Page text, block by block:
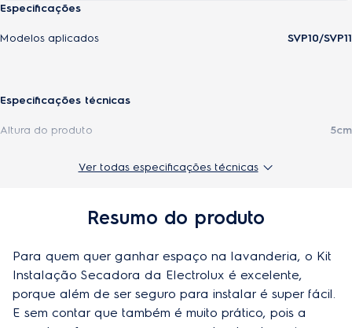
Especificações
Modelos aplicados SVP10/SVP11
Especificações técnicas
Altura do produto 5cm
Profundidade do produto 58,5cm
Peso do produto 0,701kg
Peso do produto embalado
Ver todas especificações técnicas
Resumo do produto
Para quem quer ganhar espaço na lavanderia, o Kit
Instalação Secadora da Electrolux é excelente,
porque além de ser seguro para instalar é super fácil.
E sem contar que também é muito prático, pois a